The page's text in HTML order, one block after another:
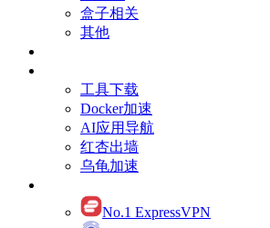
盒子相关
其他
工具下载
Docker加速
AI应用导航
红杏出墙
乌龟加速
No.1 ExpressVPN